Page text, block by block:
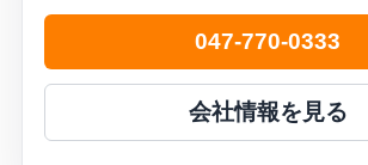
047-770-0333
会社情報を見る